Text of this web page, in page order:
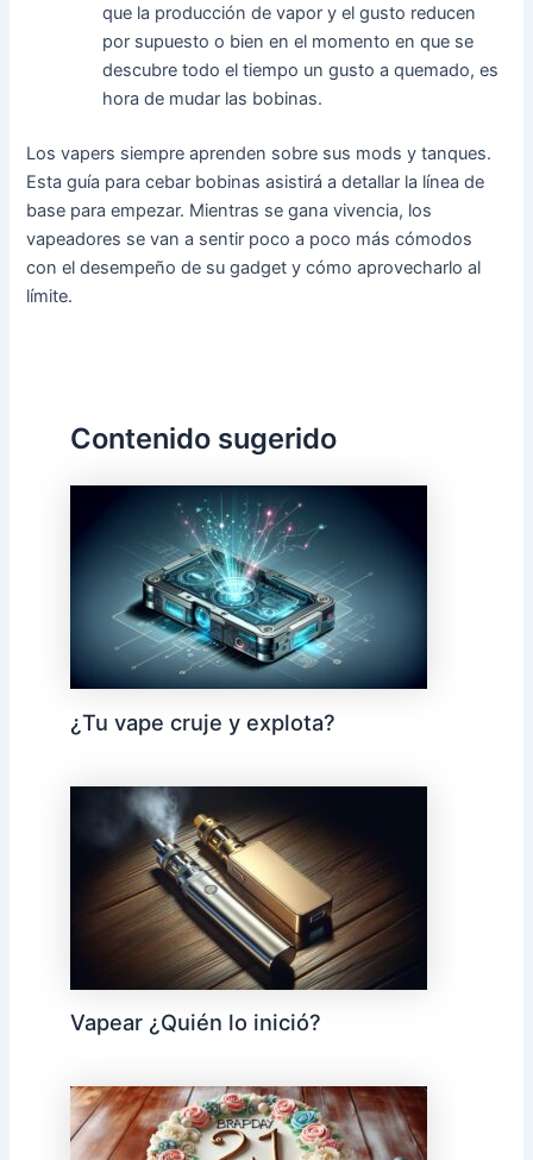
que la producción de vapor y el gusto reducen
por supuesto o bien en el momento en que se
descubre todo el tiempo un gusto a quemado, es
hora de mudar las bobinas.
Los vapers siempre aprenden sobre sus mods y tanques.
Esta guía para cebar bobinas asistirá a detallar la línea de
base para empezar. Mientras se gana vivencia, los
vapeadores se van a sentir poco a poco más cómodos
con el desempeño de su gadget y cómo aprovecharlo al
límite.
Contenido sugerido
¿Tu vape cruje y explota?
Vapear ¿Quién lo inició?